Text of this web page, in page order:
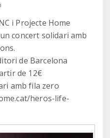
i Projecte Home
concert solidari amb
de Barcelona
de 12€
amb fila zero
heros-life-